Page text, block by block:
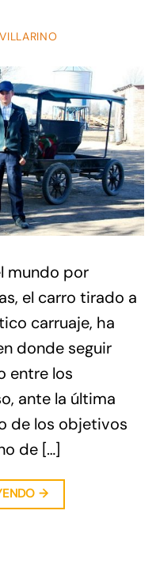
mundo por
el carro tirado a
carruaje, ha
donde seguir
entre los
ante la última
de los objetivos
de […]
→